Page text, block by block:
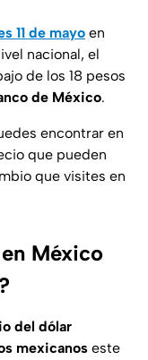
11 de mayo en
nacional, el
de los 18 pesos
de México.
encontrar en
que pueden
que visites en
México
del dólar
mexicanos este